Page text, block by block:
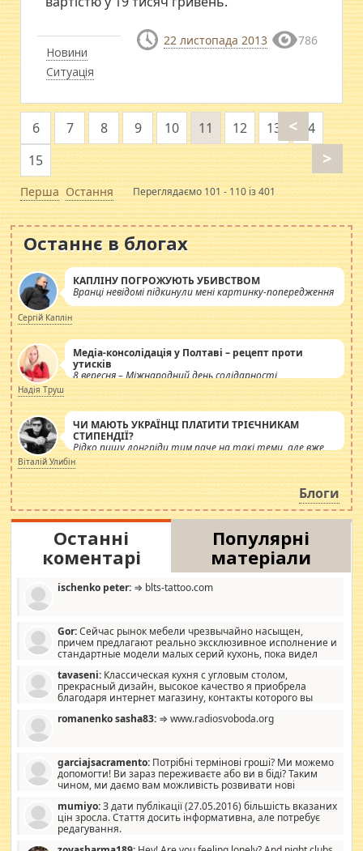
Новини
Ситуація
22 листопада 2013 786
Перша
<
6 7 8 9 10 11 12 13
14
15
>
Остання Переглядаємо 101 - 110 із 401
Останнє в блогах
КАПЛІНУ ПОГРОЖУЮТЬ УБИВСТВОМ
Вранці невідомі підкинули мені картинку-попередження
Сергій Каплін
Медіа-консолідація у Полтаві – рецепт проти
утисків
8 вересня – Міжнародний день солідарності
журналістів.
Надія Труш
ЧИ МАЮТЬ УКРАЇНЦІ ПЛАТИТИ ТРІЄЧНИКАМ
СТИПЕНДІЇ?
Рідко пишу лонгріди тим паче на такі теми, але вже
просто дістало! Обурюють сьогоднішні інсенуації
навколо стипендіального питання. Штучно
роздувається ще одна соціальна катастрофа.
Віталій Улибін
Блоги
Останні
коментарі
Популярні
матеріали
ischenko peter: ⇒ blts-tattoo.com
Gor:Сейчас рынок мебели чрезвычайно насыщен,
причем предлагают реально эксклюзивное исполнение и
стандартные модели малых серий кухонь, пока видел
стандартные формы, в MebelOk, креативненько и что главное -
со вкусом все в порядке, без ненужных наворотов удорожающих
мебель, а это не последний фактор.
tavaseni: Классическая кухня с угловым столом,
прекрасный дизайн, высокое качество я приобрела
благодаря интернет магазину, контакты которого вы
romanenko sasha83: ⇒ www.radiosvoboda.org
garciajsacramento: Потрібні термінові гроші? Ми можемо
допомогти! Ви зараз переживаєте або ви в біді? Таким
чином, ми даємо вам можливість розвивати нові
допомагати людям, які намагаються дати їм шанс. Кожен
заслуговує на другий шанс, і, оскільки влада не зможе, вони
повинні приймати від інших. Для нас нема багато суми, і зрілість
mumiyo:З дати публікації (27.05.2016) більшість вказаних
цін зросла. Стаття досить інформативна, але потребує
редагування.